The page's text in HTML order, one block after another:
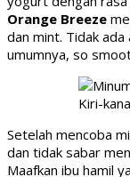
Orange Breeze
dan mint. Tidak
umumnya, so
Kiri-
Setelah mencoba
dan tidak sabar
Maafkan ibu hamil